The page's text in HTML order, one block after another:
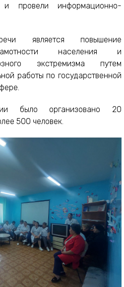
и провели информационно-
является повышение
населения и
экстремизма путем
работы по государственной
было организовано 20
500 человек.